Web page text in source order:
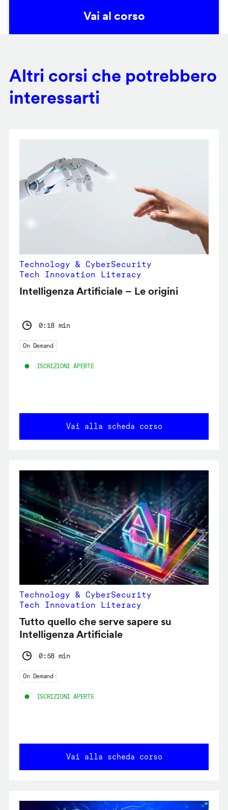
Vai al corso
Altri corsi che potrebbero
interessarti
Technology & CyberSecurity
Tech Innovation Literacy
Intelligenza Artificiale – Le origini
0:18 min
On Demand
ISCRIZIONI APERTE
Vai alla scheda corso
Technology & CyberSecurity
Tech Innovation Literacy
Tutto quello che serve sapere su
Intelligenza Artificiale
0:58 min
On Demand
ISCRIZIONI APERTE
Vai alla scheda corso